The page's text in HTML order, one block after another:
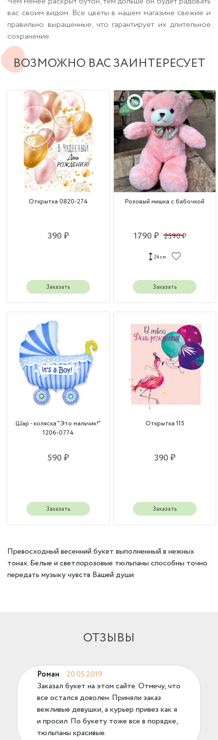
вас своим видом. Все цветы в нашем магазине свежие и
правильно выращенные, что гарантирует их длительное
сохранение.
ВОЗМОЖНО ВАС ЗАИНТЕРЕСУЕТ
Открытка 0820-274
390 ₽
Заказать
Розовый мишка с бабочкой
1790 ₽ 2590 ₽
24 см
Заказать
Шар - коляска "Это мальчик!"
1206-0774
590 ₽
Заказать
Открытка 115
390 ₽
Заказать
Превосходный весенний букет выполненный в нежных
тонах. Белые и светлорозовые тюльпаны способны точно
передать музыку чувств Вашей души.
ОТЗЫВЫ
Роман
20.05.2019
Заказал букет на этом сайте. Отмечу, что
все остался доволен. Приняли заказ
вежливые девушки, а курьер привез как я
и просил. По букету тоже все в порядке,
тюльпаны красивые.